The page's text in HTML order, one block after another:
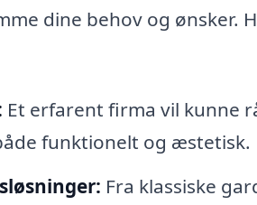
dine behov og ønsker.
Et erfarent firma vil kunne
funktionelt og æstetisk.
Fra klassiske